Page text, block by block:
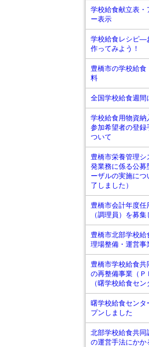
学校給食献立表・
ー表示
学校給食レシピ―
作ってみよう！
豊橋市の学校給食
料
全国学校給食週間
学校給食用物資納
参加希望者の登録
ついて
豊橋市栄養管理シ
発業務に係る公募
ーザルの実施につ
了しました）
豊橋市会計年度任
（調理員）を募集
豊橋市北部学校給
理場整備・運営事
豊橋市学校給食共
の再整備事業（Ｐ
（曙学校給食セン
曙学校給食センタ
プンしました
北部学校給食共同
の運営手法にかか